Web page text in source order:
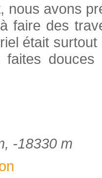
nous avons
faire des
était
-18330 m